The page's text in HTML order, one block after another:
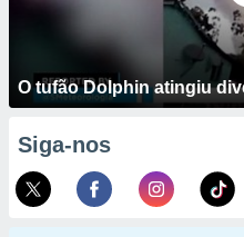
O tufão Dolphin atingiu
Siga-nos